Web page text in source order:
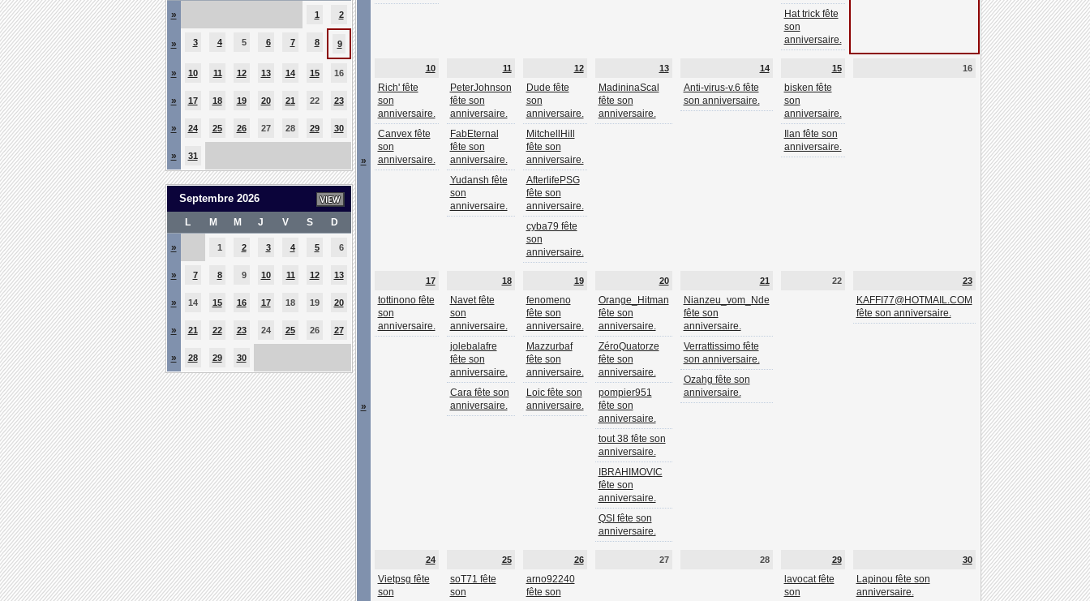
» 1 2
» 3 4 5 6 7 8 9
» 10 11 12 13 14 15 16
» 17 18 19 20 21 22 23
» 24 25 26 27 28 29 30
» 31
Septembre 2026
L M M J V S D
» 1 2 3 4 5 6
» 7 8 9 10 11 12 13
» 14 15 16 17 18 19 20
» 21 22 23 24 25 26 27
» 28 29 30
Hat trick fête
son
anniversaire.
»
10
Rich' fête
son
anniversaire.
Canvex fête
son
anniversaire.
11
PeterJohnson
fête son
anniversaire.
FabEternal
fête son
anniversaire.
Yudansh fête
son
anniversaire.
12
Dude fête
son
anniversaire.
MitchellHill
fête son
anniversaire.
AfterlifePSG
fête son
anniversaire.
cyba79 fête
son
anniversaire.
13
MadininaScal
fête son
anniversaire.
14
Anti-virus-v.6 fête
son anniversaire.
15
bisken fête
son
anniversaire.
Ilan fête son
anniversaire.
16
»
17
tottinono fête
son
anniversaire.
18
Navet fête
son
anniversaire.
jolebalafre
fête son
anniversaire.
Cara fête son
anniversaire.
19
fenomeno
fête son
anniversaire.
Mazzurbaf
fête son
anniversaire.
Loic fête son
anniversaire.
20
Orange_Hitman
fête son
anniversaire.
ZéroQuatorze
fête son
anniversaire.
pompier951
fête son
anniversaire.
tout 38 fête son
anniversaire.
IBRAHIMOVIC
fête son
anniversaire.
QSI fête son
anniversaire.
21
Nianzeu_vom_Nde
fête son
anniversaire.
Verrattissimo fête
son anniversaire.
Ozahg fête son
anniversaire.
22 23
KAFFI77@HOTMAIL.COM
fête son anniversaire.
24
Vietpsg fête
son
25
soT71 fête
son
26
arno92240
fête son
27 28 29
lavocat fête
son
30
Lapinou fête son
anniversaire.